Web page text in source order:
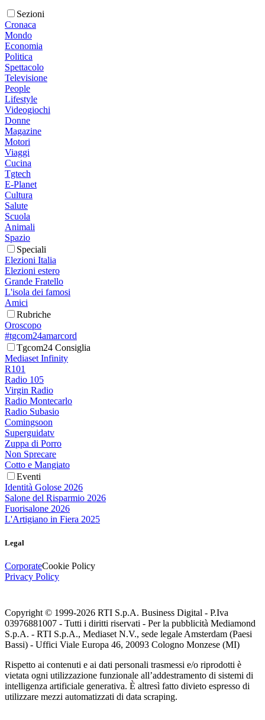
Sezioni
Cronaca
Mondo
Economia
Politica
Spettacolo
Televisione
People
Lifestyle
Videogiochi
Donne
Magazine
Motori
Viaggi
Cucina
Tgtech
E-Planet
Cultura
Salute
Scuola
Animali
Spazio
Speciali
Elezioni Italia
Elezioni estero
Grande Fratello
L'isola dei famosi
Amici
Rubriche
Oroscopo
#tgcom24amarcord
Tgcom24 Consiglia
Mediaset Infinity
R101
Radio 105
Virgin Radio
Radio Montecarlo
Radio Subasio
Comingsoon
Superguidatv
Zuppa di Porro
Non Sprecare
Cotto e Mangiato
Eventi
Identità Golose 2026
Salone del Risparmio 2026
Fuorisalone 2026
L'Artigiano in Fiera 2025
Legal
CorporateCookie Policy
Privacy Policy
Copyright © 1999-2026 RTI S.p.A. Business Digital - P.Iva
03976881007 - Tutti i diritti riservati - Per la pubblicità Mediamond
S.p.A. - RTI S.p.A., Mediaset N.V., sede legale Amsterdam (Paesi
Bassi) - Uffici Viale Europa 46, 20093 Cologno Monzese (MI)
Rispetto ai contenuti e ai dati personali trasmessi e/o riprodotti è
vietata ogni utilizzazione funzionale all’addestramento di sistemi di
intelligenza artificiale generativa. È altresì fatto divieto espresso di
utilizzare mezzi automatizzati di data scraping.